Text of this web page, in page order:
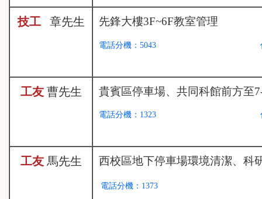
技工 章先生 先鋒大樓3F~6F教室管理
電話分機：5043
工友 曹先生 貴賓區停車場、共同科館前方至
電話分機：1323
工友 馬先生 西校區地下停車場環境清潔、科
電話分機：1373